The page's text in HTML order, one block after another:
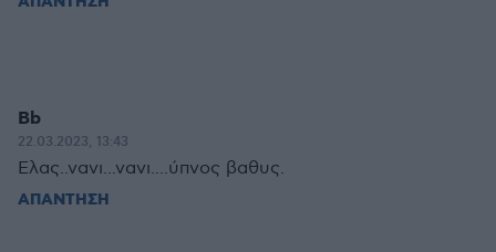
Bb
22.03.2023, 13:43
Ελας..νανι...νανι....ύπνος βαθυς.
ΑΠΑΝΤΗΣΗ